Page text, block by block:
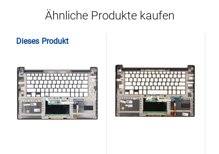
Ähnliche Produkte kaufen
Dieses Produkt